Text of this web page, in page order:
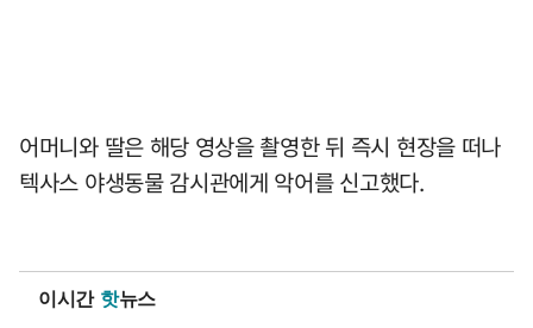
어머니와 딸은 해당 영상을 촬영한 뒤 즉시 현장을 떠나
텍사스 야생동물 감시관에게 악어를 신고했다.
이시간 핫뉴스